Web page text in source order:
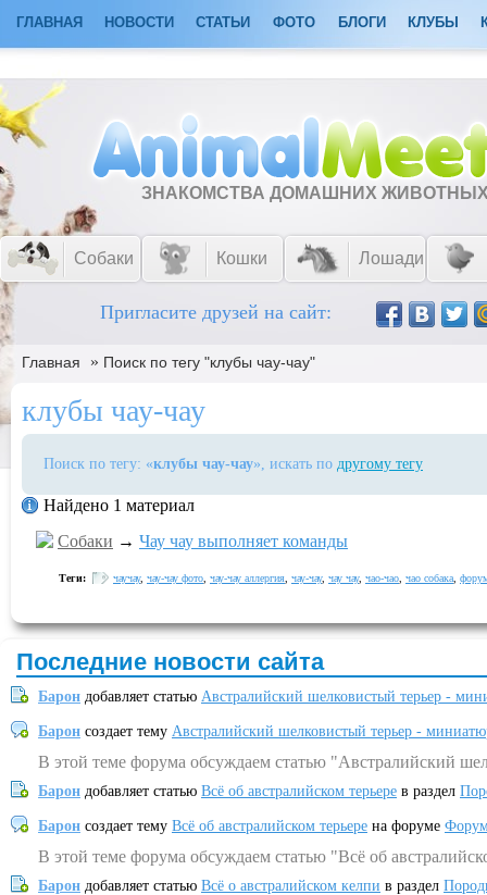
ГЛАВНАЯ НОВОСТИ СТАТЬИ ФОТО БЛОГИ КЛУБЫ
ЗНАКОМСТВА ДОМАШНИХ
Собаки Кошки Лошади
Пригласите друзей на сайт:
Главная » Поиск по тегу "клубы чау-чау"
клубы чау-чау
Поиск по тегу: «клубы чау-чау», искать по другому тегу
Найдено 1 материал
Собаки → Чау чау выполняет команды
Теги: чаучау, чау-чау фото чау-чау аллергия чау-чау, чау чау, чао-чао чао собака
Последние новости сайта
Барон добавляет статью Австралийский шелковистый терьер -
Барон создает тему Австралийский шелковистый терьер -
В этой теме форума обсуждаем статью "Австралийский
Барон добавляет статью Всё об австралийском терьере в раздел
Барон создает тему Всё об австралийском терьере на форуме
В этой теме форума обсуждаем статью "Всё об
Барон добавляет статью Всё о австралийском келпи в раздел